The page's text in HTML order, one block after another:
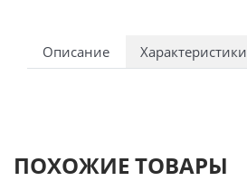
Описание Характеристики
ПОХОЖИЕ ТОВАРЫ